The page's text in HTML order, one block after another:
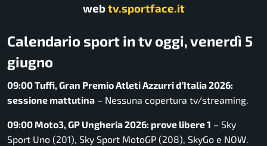
webtv.sportface.it
Calendario sport in tv oggi, venerdì 5
giugno
09:00 Tuffi, Gran Premio Atleti Azzurri d’Italia 2026:
sessione mattutina – Nessuna copertura tv/streaming.
09:00 Moto3, GP Ungheria 2026: prove libere 1 – Sky
Sport Uno (201), Sky Sport MotoGP (208), SkyGo e NOW.